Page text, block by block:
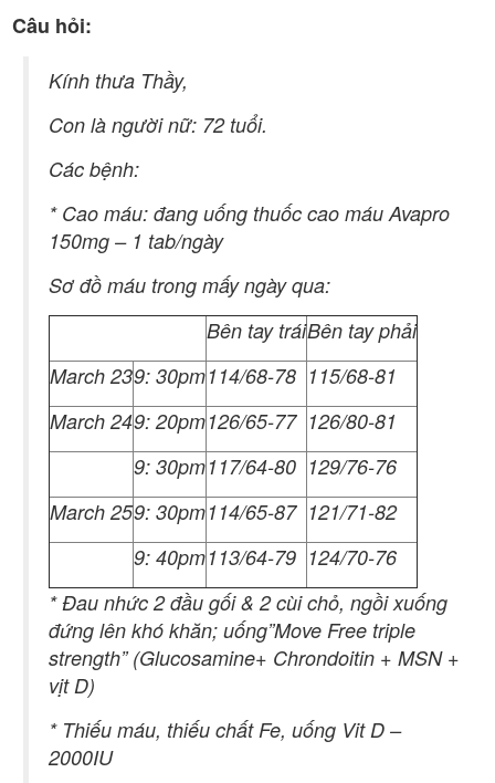
Câu hỏi:
Kính thưa Thầy,
Con là người nữ: 72 tuổi.
Các bệnh:
* Cao máu: đang uống thuốc cao máu Avapro
150mg – 1 tab/ngày
Sơ đồ máu trong mấy ngày qua:
Bên tay tráiBên tay phải
March 239: 30pm114/68-78 115/68-81
March 249: 20pm126/65-77 126/80-81
9: 30pm117/64-80 129/76-76
March 259: 30pm114/65-87 121/71-82
9: 40pm113/64-79 124/70-76
* Đau nhức 2 đầu gối & 2 cùi chỏ, ngồi xuống
đứng lên khó khăn; uống”Move Free triple
strength” (Glucosamine+ Chrondoitin + MSN +
vịt D)
* Thiếu máu, thiếu chất Fe, uống Vit D –
2000IU